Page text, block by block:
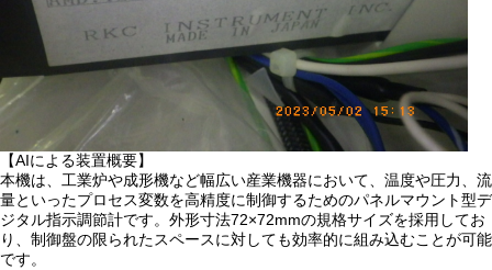
【AIによる装置概要】
本機は、工業炉や成形機など幅広い産業機器において、温度や圧力、流
量といったプロセス変数を高精度に制御するためのパネルマウント型デ
ジタル指示調節計です。外形寸法72×72mmの規格サイズを採用してお
り、制御盤の限られたスペースに対しても効率的に組み込むことが可能
です。